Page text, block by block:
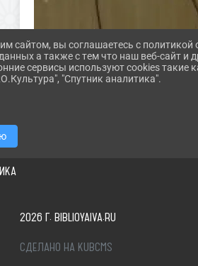
2026 Г. BIBLIOYAIVA.RU
СДЕЛАНО НА KUBCMS
сайтом, вы соглашаетесь с политикой
а также с тем что наш веб-сайт и
сервисы используют cookies такие
"Спутник аналитика".